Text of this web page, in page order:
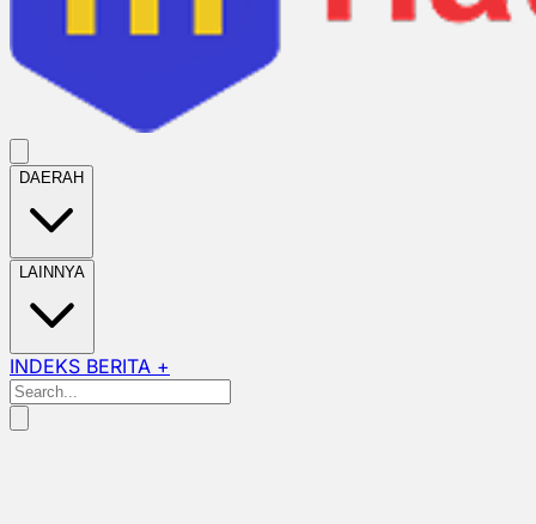
DAERAH
LAINNYA
INDEKS BERITA +